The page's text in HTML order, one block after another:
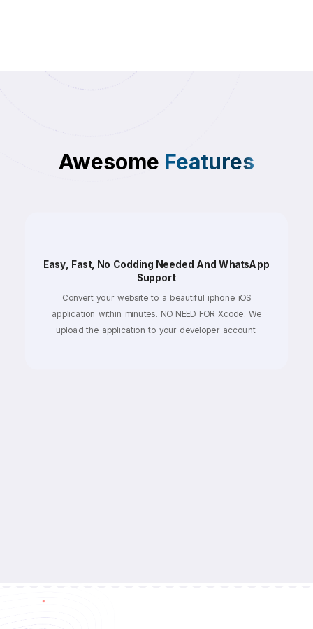
Awesome Features
Easy, Fast, No Codding Needed And WhatsApp
Support
Convert your website to a beautiful iphone iOS
application within minutes. NO NEED FOR Xcode. We
upload the application to your developer account.